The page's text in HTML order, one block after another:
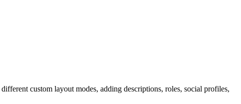
custom layout modes, adding descriptions, roles, social profiles,